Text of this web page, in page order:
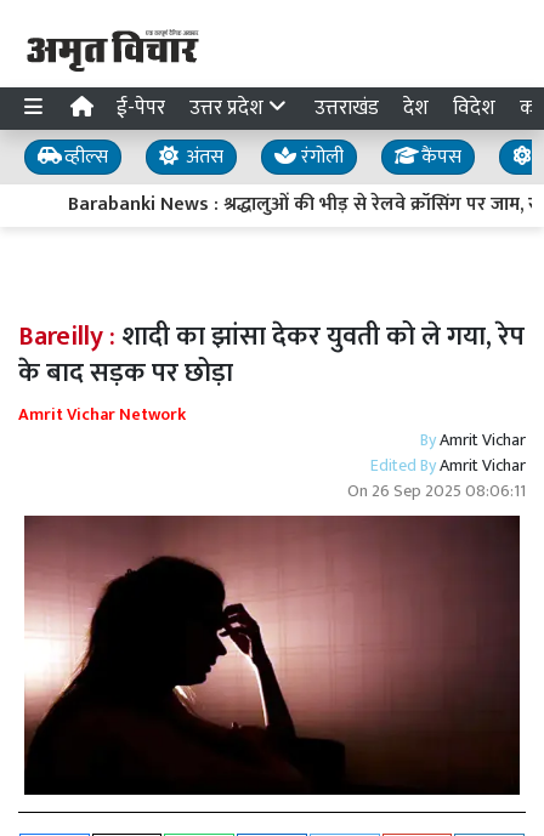
ई-पेपर उत्तर प्रदेश उत्तराखंड देश विदेश
व्हील्स अंतस रंगोली कैंपस
Barabanki News : श्रद्धालुओं की भीड़ से रेलवे क्रॉसिंग पर जाम,
Bareilly :शादी का झांसा देकर युवती को ले गया, रेप
के बाद सड़क पर छोड़ा
Amrit Vichar Network
ByAmrit Vichar
Edited ByAmrit Vichar
On 26 Sep 2025 08:06:11